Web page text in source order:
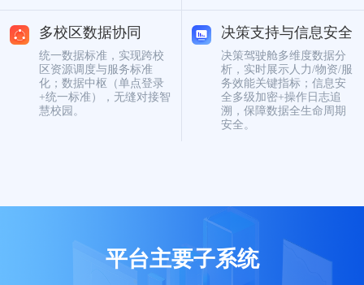
多校区数据协同
统一数据标准，实现跨校
区资源调度与服务标准
化；数据中枢（单点登录
+统一标准），无缝对接智
慧校园。
决策支持与信息安全
决策驾驶舱多维度数据分
析，实时展示人力/物资/服
务效能关键指标；信息安
全多级加密+操作日志追
溯，保障数据全生命周期
安全。
平台主要子系统